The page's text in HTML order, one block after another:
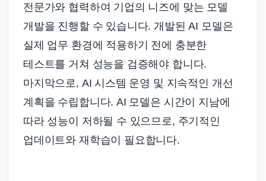
전문가와 협력하여 기업의 니즈에 맞는 모델
개발을 진행할 수 있습니다. 개발된 AI 모델은
실제 업무 환경에 적용하기 전에 충분한
테스트를 거쳐 성능을 검증해야 합니다.
마지막으로, AI 시스템 운영 및 지속적인 개선
계획을 수립합니다. AI 모델은 시간이 지남에
따라 성능이 저하될 수 있으므로, 주기적인
업데이트와 재학습이 필요합니다.